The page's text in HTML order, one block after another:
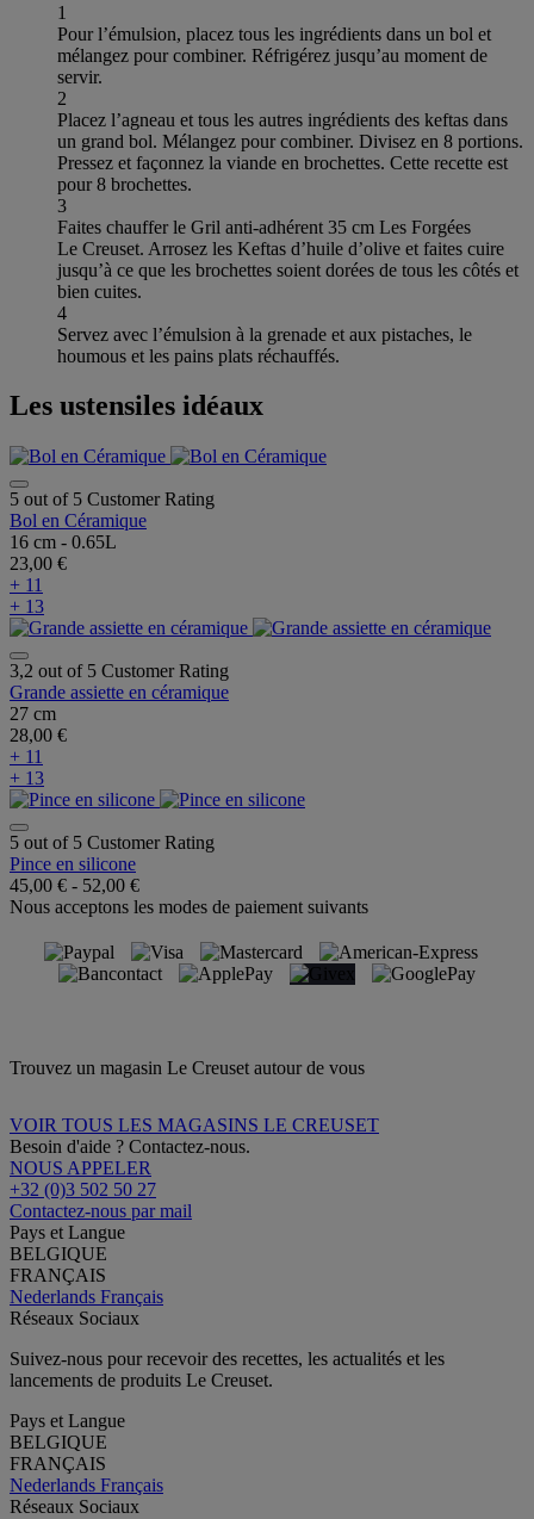
1
Pour l’émulsion, placez tous les ingrédients dans un bol et
mélangez pour combiner. Réfrigérez jusqu’au moment de
servir.
2
Placez l’agneau et tous les autres ingrédients des keftas dans
un grand bol. Mélangez pour combiner. Divisez en 8 portions.
Pressez et façonnez la viande en brochettes. Cette recette est
pour 8 brochettes.
3
Faites chauffer le Gril anti-adhérent 35 cm Les Forgées
Le Creuset. Arrosez les Keftas d’huile d’olive et faites cuire
jusqu’à ce que les brochettes soient dorées de tous les côtés et
bien cuites.
4
Servez avec l’émulsion à la grenade et aux pistaches, le
houmous et les pains plats réchauffés.
Les ustensiles idéaux
5 out of 5 Customer Rating
Bol en Céramique
16 cm - 0.65L
23,00 €
+ 11
+ 13
3,2 out of 5 Customer Rating
Grande assiette en céramique
27 cm
28,00 €
+ 11
+ 13
5 out of 5 Customer Rating
Pince en silicone
45,00 € - 52,00 €
Nous acceptons les modes de paiement suivants
Trouvez un magasin Le Creuset autour de vous
VOIR TOUS LES MAGASINS LE CREUSET
Besoin d'aide ? Contactez-nous.
NOUS APPELER
+32 (0)3 502 50 27
Contactez-nous par mail
Pays et Langue
BELGIQUE
FRANÇAIS
Nederlands Français
Réseaux Sociaux
Suivez-nous pour recevoir des recettes, les actualités et les
lancements de produits Le Creuset.
Pays et Langue
BELGIQUE
FRANÇAIS
Nederlands Français
Réseaux Sociaux